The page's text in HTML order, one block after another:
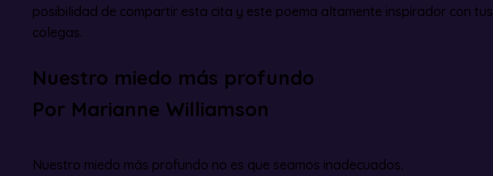
posibilidad de compartir esta cita y este poema altamente inspirador con
colegas.
Nuestro miedo más profundo
Por Marianne Williamson
Nuestro miedo más profundo no es que seamos inadecuados.